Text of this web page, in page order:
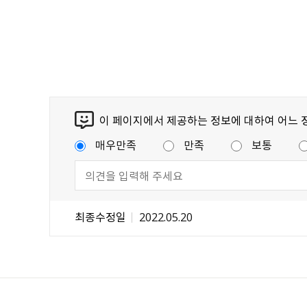
이 페이지에서 제공하는 정보에 대하여 어느
매우만족
만족 보통
최종수정일 2022.05.20